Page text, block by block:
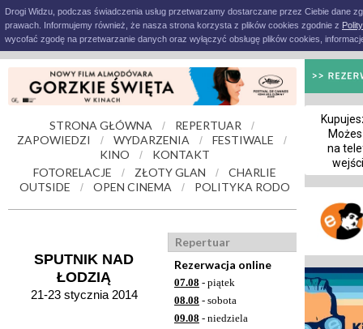
Drogi Widzu, podczas świadczenia usług przetwarzamy dostarczane przez Ciebie dane
prawach. Informujemy również, że nasza strona korzysta z plików cookies zgodnie z
wycofać zgodę na przetwarzanie danych oraz wyłączyć obsługę plików cookies,
STRONA GŁÓWNA / REPERTUAR /
ZAPOWIEDZI / WYDARZENIA / FESTIWALE /
KINO /
KONTAKT
FOTORELACJE
/ ZŁOTY GLAN /
CHARLIE
OUTSIDE
/ OPEN CINEMA / POLITYKA RODO
SPUTNIK NAD
ŁODZIĄ
21-23 stycznia 2014
Repertuar
Rezerwacja online
07.08 - piątek
08.08 - sobota
09.08 - niedziela
na